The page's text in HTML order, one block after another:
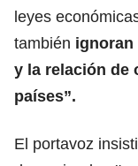
leyes
también ignoran
y la relación de
países”.
El portavoz